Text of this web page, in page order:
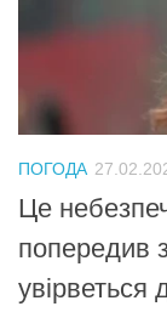
Харків
Схід
Прикарпаття
Економіка
Політика
ПОГОДА
Це
попередив
увірветься